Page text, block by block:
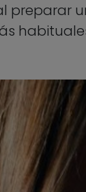
preparar